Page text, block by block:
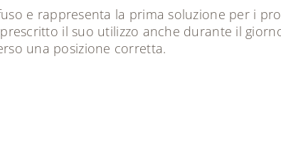
e rappresenta la prima soluzione per i
il suo utilizzo anche durante il
una posizione corretta.